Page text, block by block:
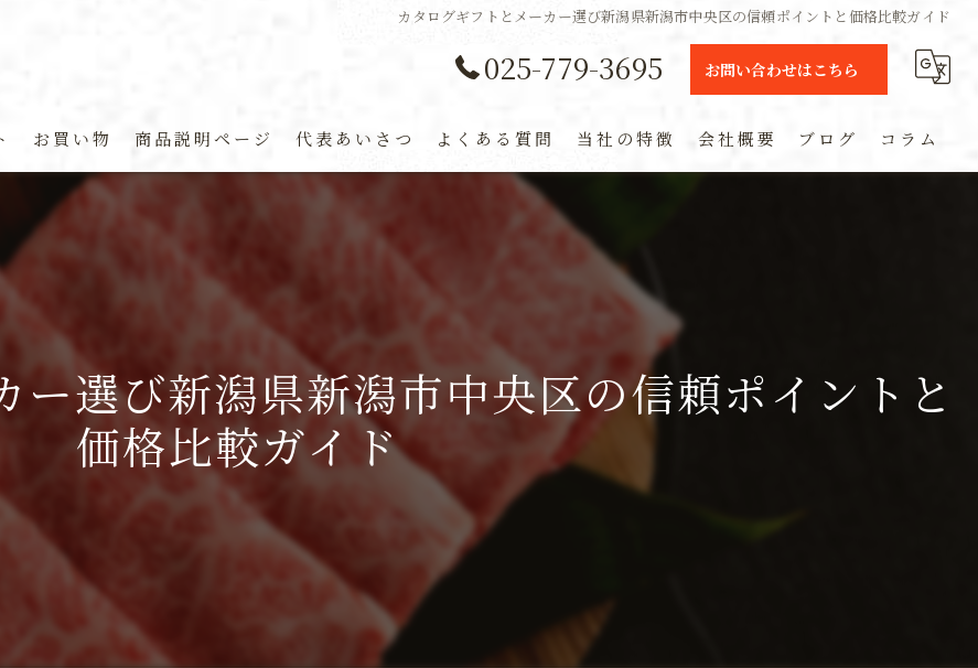
カタログギフトとメーカー選び新潟県新潟市中央区の信頼ポイントと価格比較ガイド
025-779-3695 お問い合わせはこちら
お買い物 商品説明ページ 代表あいさつ よくある質問 当社の特徴
定期便
米
会社概要 ブログ コラム
ー選び新潟県新潟市中央区の信頼ポイントと
価格比較ガイド